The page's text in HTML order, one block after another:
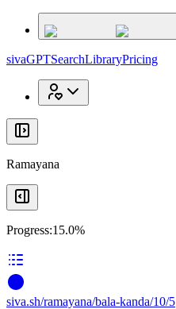
sivaGPTSearchLibraryPricing
Ramayana
Progress:15.0%
siva.sh/ramayana/bala-kanda/10/5